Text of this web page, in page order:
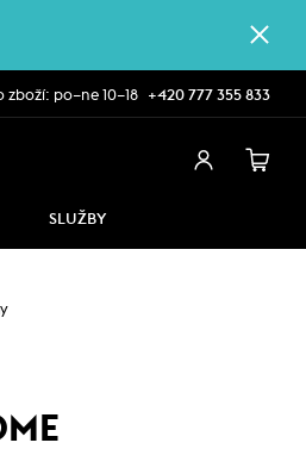
zboží: po–ne 10–18 +420 777 355 833
SLUŽBY